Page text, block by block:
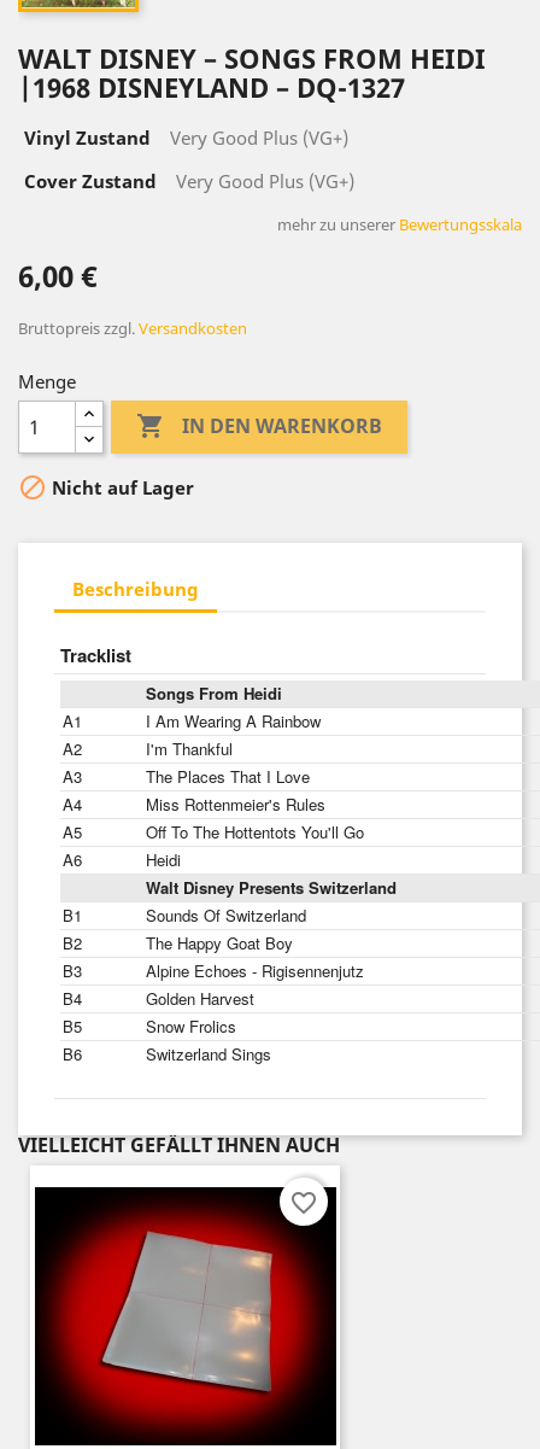
WALT DISNEY ‎– SONGS FROM HEIDI
|1968 DISNEYLAND ‎– DQ-1327
Vinyl Zustand
Very Good Plus (VG+)
Cover Zustand
Very Good Plus (VG+)
mehr zu unserer Bewertungsskala
6,00 €
Bruttopreiszzgl.Versandkosten
Menge
 IN DEN WARENKORB
 Nicht auf Lager
Beschreibung
Tracklist
Songs From Heidi
A1
I Am Wearing A Rainbow
A2
I'm Thankful
A3
The Places That I Love
A4
Miss Rottenmeier's Rules
A5
Off To The Hottentots You'll Go
A6
Heidi
Walt Disney Presents Switzerland
B1
Sounds Of Switzerland
B2
The Happy Goat Boy
B3
Alpine Echoes - Rigisennenjutz
B4
Golden Harvest
B5
Snow Frolics
B6
Switzerland Sings
VIELLEICHT GEFÄLLT IHNEN AUCH
favorite_border